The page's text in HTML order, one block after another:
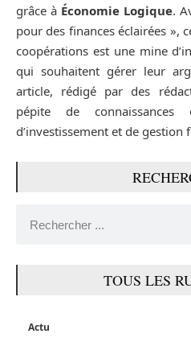
grâce à Économie Logique.
pour des finances éclairées »,
coopérations est une mine
qui souhaitent gérer leur
article, rédigé par des
pépite de connaissances
d’investissement et de gestion
TOUS LES
Actu